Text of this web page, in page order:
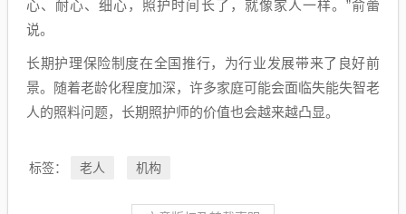
心、耐心、细心，照护时间长了，就像家人一样。”俞蕾
说。
长期护理保险制度在全国推行，为行业发展带来了良好前
景。随着老龄化程度加深，许多家庭可能会面临失能失智老
人的照料问题，长期照护师的价值也会越来越凸显。
标签： 老人 机构